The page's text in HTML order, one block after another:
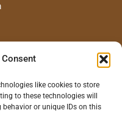
like cookies to store
to these technologies will
or unique IDs on this